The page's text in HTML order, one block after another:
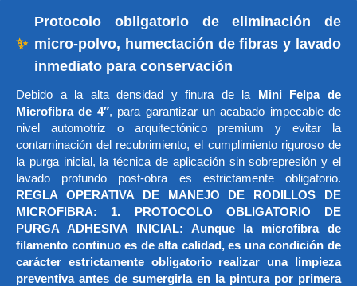
✨
Protocolo obligatorio de eliminación de
micro-polvo, humectación de fibras y lavado
inmediato para conservación
Debido a la alta densidad y finura de la
Mini Felpa de
Microfibra de 4″, para garantizar un acabado impecable de
nivel automotriz o arquitectónico premium y evitar la
contaminación del recubrimiento, el cumplimiento riguroso de
la purga inicial, la técnica de aplicación sin sobrepresión y el
lavado profundo post-obra es estrictamente obligatorio.
REGLA OPERATIVA DE MANEJO DE RODILLOS DE
MICROFIBRA: 1. PROTOCOLO OBLIGATORIO DE
PURGA ADHESIVA INICIAL: Aunque la microfibra de
filamento continuo es de alta calidad, es una condición de
carácter estrictamente obligatorio realizar una limpieza
preventiva antes de sumergirla en la pintura por primera